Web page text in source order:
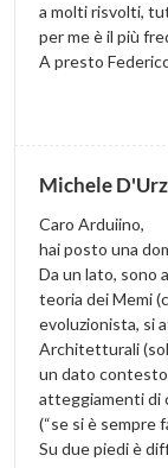
a molti risvolti,
per me è il più
A presto
Michele
Caro Arduiino,
hai posto una
Da un lato, sono
teoria dei Memi
evoluzionista, si
Architetturali
un dato
atteggiamenti di
(“se si è sempre
Su due piedi è